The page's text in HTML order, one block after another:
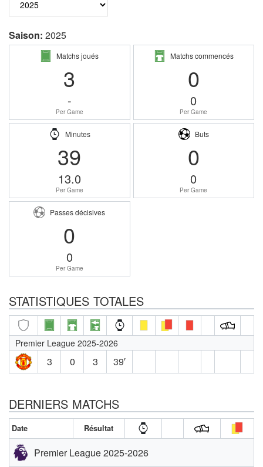
Saison: 2025
Matchs joués
3
-
Per Game
Matchs commencés
0
0
Per Game
Minutes
39
13.0
Per Game
Buts
0
0
Per Game
Passes décisives
0
0
Per Game
STATISTIQUES TOTALES
Premier League 2025-2026
3 0 3 39′
DERNIERS MATCHS
Date Résultat
Premier League 2025-2026